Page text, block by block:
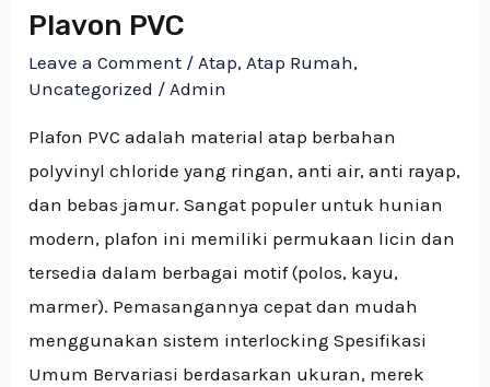
Plavon PVC
Leave a Comment /Atap,Atap Rumah,
Uncategorized /Admin
Plafon PVC adalah material atap berbahan
polyvinyl chloride yang ringan, anti air, anti rayap,
dan bebas jamur. Sangat populer untuk hunian
modern, plafon ini memiliki permukaan licin dan
tersedia dalam berbagai motif (polos, kayu,
marmer). Pemasangannya cepat dan mudah
menggunakan sistem interlocking Spesifikasi
Umum Bervariasi berdasarkan ukuran, merek